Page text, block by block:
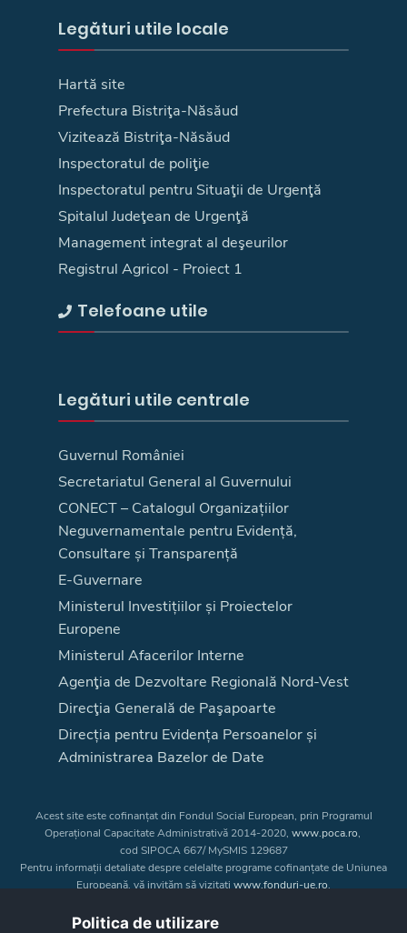
Legături utile locale
Hartă site
Prefectura Bistriţa-Năsăud
Vizitează Bistriţa-Năsăud
Inspectoratul de poliţie
Inspectoratul pentru Situaţii de Urgenţă
Spitalul Judeţean de Urgenţă
Management integrat al deşeurilor
Registrul Agricol - Proiect 1
Telefoane utile
Legături utile centrale
Guvernul României
Secretariatul General al Guvernului
CONECT – Catalogul Organizațiilor
Neguvernamentale pentru Evidență,
Consultare și Transparență
E-Guvernare
Ministerul Investițiilor și Proiectelor
Europene
Ministerul Afacerilor Interne
Agenţia de Dezvoltare Regională Nord-Vest
Direcţia Generală de Paşapoarte
Direcția pentru Evidența Persoanelor și
Administrarea Bazelor de Date
Acest site este cofinanțat din Fondul Social European, prin Programul
Operațional Capacitate Administrativă 2014-2020, www.poca.ro,
cod SIPOCA 667/ MySMIS 129687
Pentru informații detaliate despre celelalte programe cofinanțate de Uniunea
Europeană, vă invităm să vizitați www.fonduri-ue.ro.
a Uniunii Europene. Întreaga responsabilitate asupra
Politica de utilizare